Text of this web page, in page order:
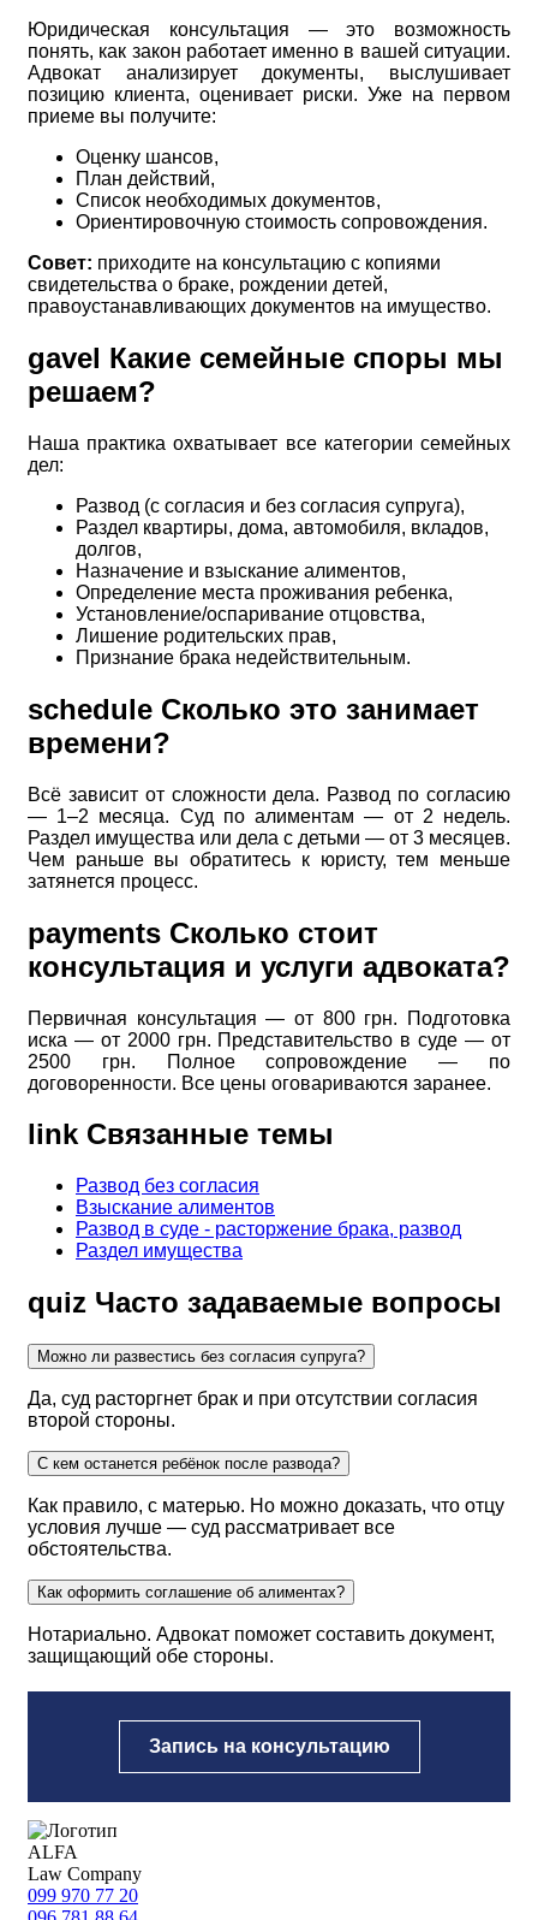
Юридическая консультация — это возможность
понять, как закон работает именно в вашей ситуации.
Адвокат анализирует документы, выслушивает
позицию клиента, оценивает риски. Уже на первом
приеме вы получите:
Оценку шансов,
План действий,
Список необходимых документов,
Ориентировочную стоимость сопровождения.
Совет: приходите на консультацию с копиями
свидетельства о браке, рождении детей,
правоустанавливающих документов на имущество.
gavel Какие семейные споры мы
решаем?
Наша практика охватывает все категории семейных
дел:
Развод (с согласия и без согласия супруга),
Раздел квартиры, дома, автомобиля, вкладов,
долгов,
Назначение и взыскание алиментов,
Определение места проживания ребенка,
Установление/оспаривание отцовства,
Лишение родительских прав,
Признание брака недействительным.
schedule Сколько это занимает
времени?
Всё зависит от сложности дела. Развод по согласию
— 1–2 месяца. Суд по алиментам — от 2 недель.
Раздел имущества или дела с детьми — от 3 месяцев.
Чем раньше вы обратитесь к юристу, тем меньше
затянется процесс.
payments Сколько стоит
консультация и услуги адвоката?
Первичная консультация — от 800 грн. Подготовка
иска — от 2000 грн. Представительство в суде — от
2500 грн. Полное сопровождение — по
договоренности. Все цены оговариваются заранее.
linkСвязанные темы
Развод без согласия
Взыскание алиментов
Развод в суде - расторжение брака, развод
Раздел имущества
quiz Часто задаваемые вопросы
Можно ли развестись без согласия супруга?
Да, суд расторгнет брак и при отсутствии согласия
второй стороны.
С кем останется ребёнок после развода?
Как правило, с матерью. Но можно доказать, что отцу
условия лучше — суд рассматривает все
обстоятельства.
Как оформить соглашение об алиментах?
Нотариально. Адвокат поможет составить документ,
защищающий обе стороны.
Запись на консультацию
ALFA
Law Company
099 970 77 20